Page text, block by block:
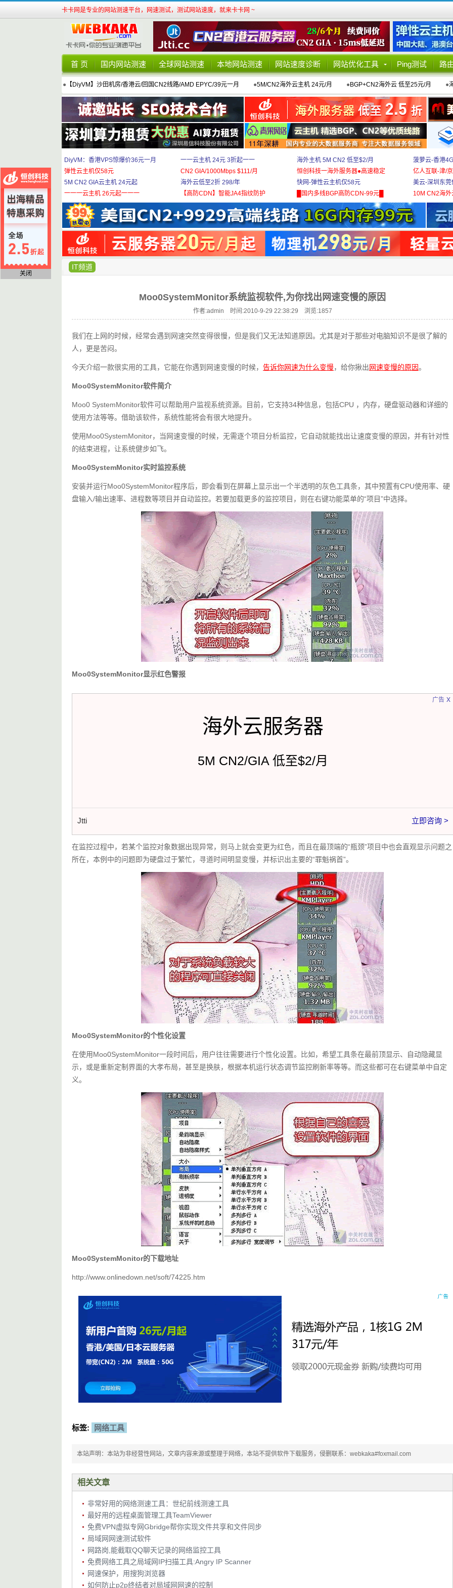
卡卡网是专业的网站测速平台，网速测试，测试网站速度，就来卡卡网 ~
首 页 国内网站测速 全球网站测速 本地网站测速 网站速度诊断 网站优化工具 Ping测试 路
● 【DiyVM】沙田机房/香港云/回国CN2线路/AMD EPYC/39元一月 ●5M/CN2海外云主机 24元/月 ●BGP+CN2海外云 低至25元/月 ●
DiyVM：香港VPS惊爆价36元一月
弹性云主机仅58元
5M CN2 GIA云主机 24元起
一一一云主机 26元起一一一
一一云主机 24元 3折起一一
CN2 GIA/1000Mbps $111/月
海外云低至2折 298/年
【高防CDN】智能JA4指纹防护
海外主机 5M CN2 低至$2/月
恒创科技一海外服务器●高速稳定
快网-弹性云主机仅58元
█国内多线BGP高防CDN-99元█
菠萝云-香港
亿人互联-津/
美云-深圳东
10M CN2海
IT频道
Moo0SystemMonitor系统监视软件,为你找出网速变慢的原因
作者:admin 时间:2010-9-29 22:38:29 浏览:1857
我们在上网的时候，经常会遇到网速突然变得很慢，但是我们又无法知道原因。尤其是对于那些对电脑知识不是很了解的
人，更是苦闷。
今天介绍一款很实用的工具，它能在你遇到网速变慢的时候， 告诉你网速为什么变慢，给你揪出网速变慢的原因。
Moo0SystemMonitor软件简介
Moo0 SystemMonitor软件可以帮助用户监视系统资源。目前，它支持34种信息，包括CPU ，内存，硬盘驱动器和详细的
使用方法等等。借助该软件，系统性能将会有很大地提升。
使用Moo0SystemMonitor，当网速变慢的时候，无需逐个项目分析监控，它自动就能找出让速度变慢的原因，并有针对性
的结束进程，让系统健步如飞。
Moo0SystemMonitor实时监控系统
安装并运行Moo0SystemMonitor程序后，即会看到在屏幕上显示出一个半透明的灰色工具条，其中预置有CPU使用率、硬
盘输入/输出速率、进程数等项目并自动监控。若要加载更多的监控项目，则在右键功能菜单的“项目”中选择。
Moo0SystemMonitor显示红色警报
广告
海外云服务器
5M CN2/GIA 低至$2/月
Jtti 立即咨询 >
x
在监控过程中，若某个监控对象数据出现异常，则马上就会变更为红色，而且在最顶端的“瓶颈”项目中也会直观显示问题之
所在，本例中的问题即为硬盘过于繁忙，寻道时间明显变慢，并标识出主要的“罪魁祸首”。
Moo0SystemMonitor的个性化设置
在使用Moo0SystemMonitor一段时间后，用户往往需要进行个性化设置。比如，希望工具条在最前顶显示、自动隐藏显
示，或是重新定制界面的大孝布局，甚至是换肤，根据本机运行状态调节监控刷新率等等。而这些都可在右键菜单中自定
义。
Moo0SystemMonitor的下载地址
http://www.onlinedown.net/soft/74225.htm
标签: 网络工具
本站声明：本站为非经营性网站，文章内容来源或整理于网络，本站不提供软件下载服务，侵删联系：webkaka#foxmail.com
相关文章
非常好用的网络测速工具：世纪前线测速工具
最好用的远程桌面管理工具TeamViewer
免费VPN虚拟专网Gbridge帮你实现文件共享和文件同步
局域网网速测试软件
网路岗,能截取QQ聊天记录的网络监控工具
免费网络工具之局域网IP扫描工具:Angry IP Scanner
网速保护，用搜狗浏览器
如何防止p2p终结者对局域网网速的控制
关闭